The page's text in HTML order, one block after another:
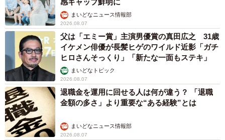
話題になった“謀反のお知らせ”
まいどなニュース情報部
2026.08.07
父は「エミー賞」主演男優賞の真田広之 31歳
イケメン俳優が長髪ヒゲのワイルド近影「ガチ
ヒロさんそっくり」「新たな一面もステキ」
まいどなトピック
2026.08.07
退職金を運用に回せる人は何が違う？ 「退職
金額の多さ」より重要な“ある経験”とは
まいどなニュース情報部
2026.08.07